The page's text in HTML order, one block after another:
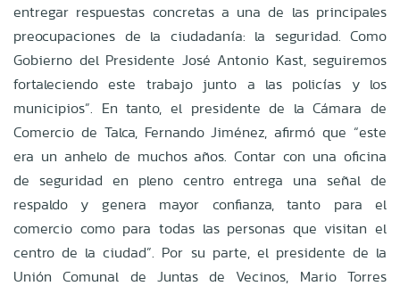
entregar respuestas concretas a una de las principales
preocupaciones de la ciudadanía: la seguridad. Como
Gobierno del Presidente José Antonio Kast, seguiremos
fortaleciendo este trabajo junto a las policías y los
municipios”. En tanto, el presidente de la Cámara de
Comercio de Talca, Fernando Jiménez, afirmó que “este
era un anhelo de muchos años. Contar con una oficina
de seguridad en pleno centro entrega una señal de
respaldo y genera mayor confianza, tanto para el
comercio como para todas las personas que visitan el
centro de la ciudad”. Por su parte, el presidente de la
Unión Comunal de Juntas de Vecinos, Mario Torres